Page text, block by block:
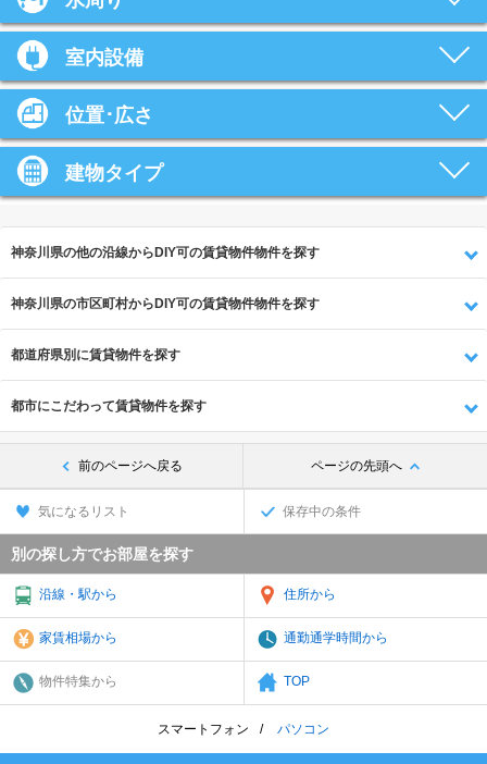
室内設備
位置･広さ
建物タイプ
神奈川県の他の沿線からDIY可の賃貸物件物件を探す
神奈川県の市区町村からDIY可の賃貸物件物件を探す
都道府県別に賃貸物件を探す
都市にこだわって賃貸物件を探す
前のページへ戻る ページの先頭へ
気になるリスト 保存中の条件
別の探し方でお部屋を探す
沿線・駅から 住所から
家賃相場から 通勤通学時間から
物件特集から TOP
スマートフォン パソコン